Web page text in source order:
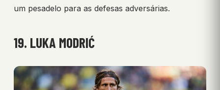
um pesadelo para as defesas adversárias.
19. LUKA MODRIĆ